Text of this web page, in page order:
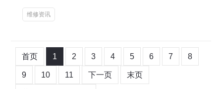
维修资讯
首页 1 2 3 4 5 6 7 8
9 10 11 下一页 末页